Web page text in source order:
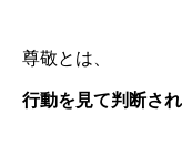
尊敬とは、
行動を見て判断さ